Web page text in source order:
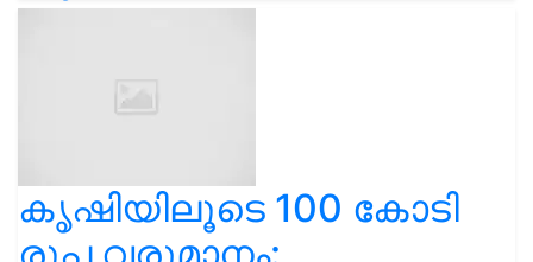
കൃഷിയിലൂടെ 100 കോടി